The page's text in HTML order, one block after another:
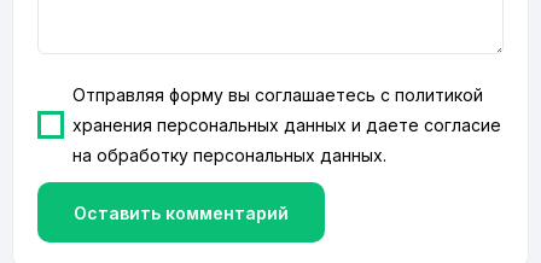
Отправляя форму вы соглашаетесь сполитикой
хранения персональных данных и даете согласие
наобработку персональных данных.
Оставить комментарий